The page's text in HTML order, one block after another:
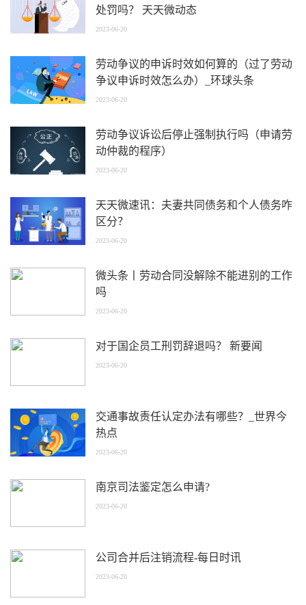
处罚吗？ 天天微动态
2023-06-20
劳动争议的申诉时效如何算的（过了劳动
争议申诉时效怎么办）_环球头条
2023-06-20
劳动争议诉讼后停止强制执行吗（申请劳
动仲裁的程序）
2023-06-20
天天微速讯：夫妻共同债务和个人债务咋
区分？
2023-06-20
微头条丨劳动合同没解除不能进别的工作
吗
2023-06-20
对于国企员工刑罚辞退吗？ 新要闻
2023-06-20
交通事故责任认定办法有哪些？_世界今
热点
2023-06-20
南京司法鉴定怎么申请?
2023-06-20
公司合并后注销流程-每日时讯
2023-06-20